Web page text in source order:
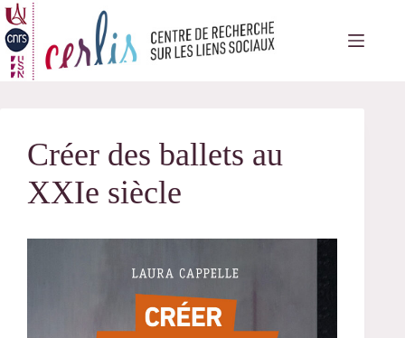
Passer
au
contenu
Créer des ballets au
XXIe siècle